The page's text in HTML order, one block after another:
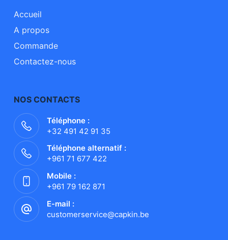
Accueil
A propos
Commande
Contactez-nous
NOS CONTACTS
Téléphone :
+32 491 42 91 35
Téléphone alternatif :
+961 71 677 422
Mobile :
+961 79 162 871
E-mail :
customerservice@capkin.be